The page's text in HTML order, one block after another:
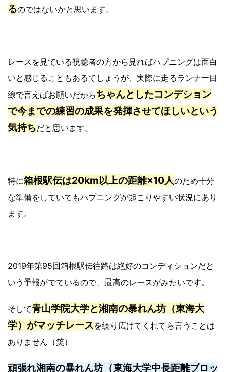
るのではないかと思います。
レースを見ている視聴者の方から見ればハプニングは面白
いと感じることもあるでしょうが、実際に走るランナー目
線で言えばお願いだからちゃんとしたコンデション
で今までの練習の成果を発揮させてほしいという
気持ちだと思います。
特に箱根駅伝は20km以上の距離×10人のため十分
な準備をしていてもハプニングが起こりやすい状況にあり
ます。
2019年第95回箱根駅伝往路は絶好のコンディションだと
いう予報がでているので、最高のレースがみたいです。
そして青山学院大学と湘南の暴れん坊（東海大
学）がマッチレースを繰り広げてくれてら言うことは
ありません（笑）
頑張れ湘南の暴れん坊（東海大学中長距離ブロッ